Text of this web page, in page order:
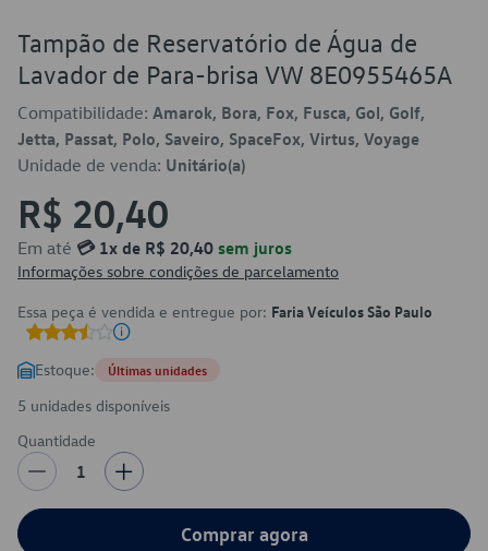
Tampão de Reservatório de Água de
Lavador de Para-brisa VW 8E0955465A
Compatibilidade: Amarok, Bora, Fox, Fusca, Gol, Golf,
Jetta, Passat, Polo, Saveiro, SpaceFox, Virtus, Voyage
Unidade de venda: Unitário(a)
R$ 20,40
Em até 💳 1x de R$ 20,40 sem juros
Informações sobre condições de parcelamento
Essa peça é vendida e entregue por: Faria Veículos São Paulo
Estoque: Últimas unidades
5 unidades disponíveis
Quantidade
1
Comprar agora